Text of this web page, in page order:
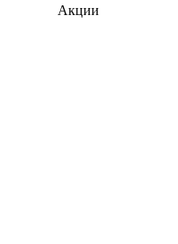
Акции